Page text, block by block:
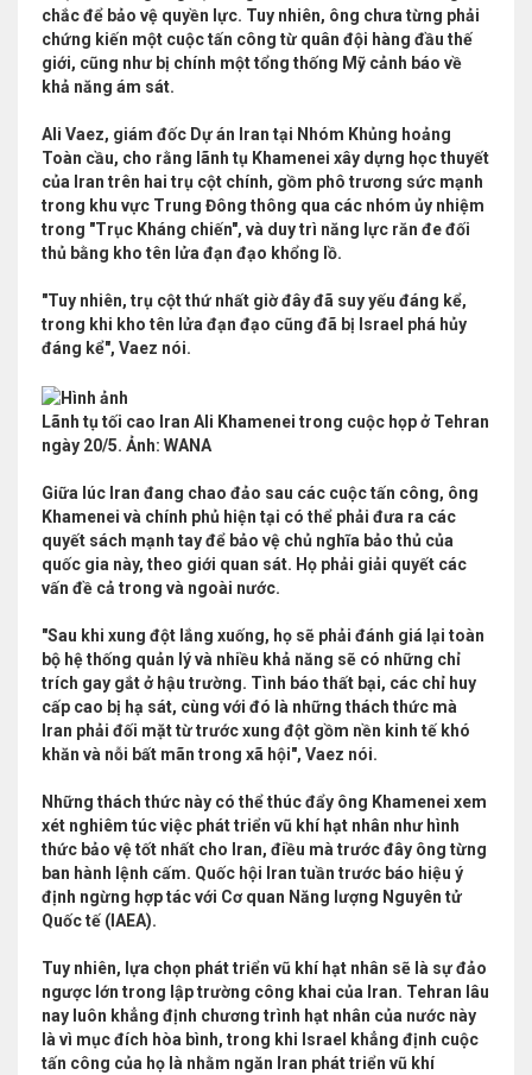
chắc để bảo vệ quyền lực. Tuy nhiên, ông chưa từng phải
chứng kiến một cuộc tấn công từ quân đội hàng đầu thế
giới, cũng như bị chính một tổng thống Mỹ cảnh báo về
khả năng ám sát.
Ali Vaez, giám đốc Dự án Iran tại Nhóm Khủng hoảng
Toàn cầu, cho rằng lãnh tụ Khamenei xây dựng học thuyết
của Iran trên hai trụ cột chính, gồm phô trương sức mạnh
trong khu vực Trung Đông thông qua các nhóm ủy nhiệm
trong "Trục Kháng chiến", và duy trì năng lực răn đe đối
thủ bằng kho tên lửa đạn đạo khổng lồ.
"Tuy nhiên, trụ cột thứ nhất giờ đây đã suy yếu đáng kể,
trong khi kho tên lửa đạn đạo cũng đã bị Israel phá hủy
đáng kể", Vaez nói.
Lãnh tụ tối cao Iran Ali Khamenei trong cuộc họp ở Tehran
ngày 20/5. Ảnh: WANA
Giữa lúc Iran đang chao đảo sau các cuộc tấn công, ông
Khamenei và chính phủ hiện tại có thể phải đưa ra các
quyết sách mạnh tay để bảo vệ chủ nghĩa bảo thủ của
quốc gia này, theo giới quan sát. Họ phải giải quyết các
vấn đề cả trong và ngoài nước.
"Sau khi xung đột lắng xuống, họ sẽ phải đánh giá lại toàn
bộ hệ thống quản lý và nhiều khả năng sẽ có những chỉ
trích gay gắt ở hậu trường. Tình báo thất bại, các chỉ huy
cấp cao bị hạ sát, cùng với đó là những thách thức mà
Iran phải đối mặt từ trước xung đột gồm nền kinh tế khó
khăn và nỗi bất mãn trong xã hội", Vaez nói.
Những thách thức này có thể thúc đẩy ông Khamenei xem
xét nghiêm túc việc phát triển vũ khí hạt nhân như hình
thức bảo vệ tốt nhất cho Iran, điều mà trước đây ông từng
ban hành lệnh cấm. Quốc hội Iran tuần trước báo hiệu ý
định ngừng hợp tác với Cơ quan Năng lượng Nguyên tử
Quốc tế (IAEA).
Tuy nhiên, lựa chọn phát triển vũ khí hạt nhân sẽ là sự đảo
ngược lớn trong lập trường công khai của Iran. Tehran lâu
nay luôn khẳng định chương trình hạt nhân của nước này
là vì mục đích hòa bình, trong khi Israel khẳng định cuộc
tấn công của họ là nhằm ngăn Iran phát triển vũ khí